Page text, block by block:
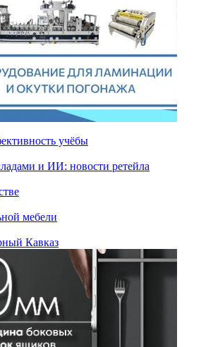
учёбы
и ИИ: новости ретейла
мебели
Кавказ